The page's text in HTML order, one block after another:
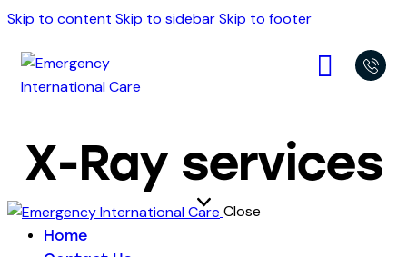
Skip to content Skip to sidebarSkip to footer
X-Ray services
Close
Home